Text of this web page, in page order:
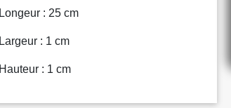
Longeur : 25 cm
Largeur : 1 cm
Hauteur : 1 cm